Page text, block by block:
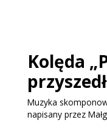
Kolęda
Muzyka
napisany przez